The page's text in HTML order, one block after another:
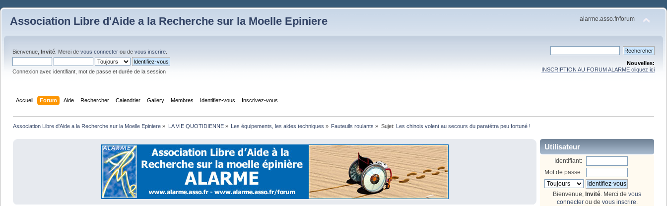
Association Libre d'Aide a la Recherche sur la Moelle Epiniere alarme.asso.fr/forum
Bienvenue, Invité . Merci de vous connecter ou de vous inscrire
Connexion avec identifiant, mot de passe et durée de la session
Nouvelles:
INSCRIPTION AU FORUM ALARME cliquez ici
Accueil Forum Aide Rechercher Calendrier Gallery Membres Identifiez-vous Inscrivez-vous
Association Libre d'Aide a la Recherche sur la Moelle Epiniere » LA VIE QUOTIDIENNE» Les équipements, les aides techniques » Fauteuils roulants » Sujet: Les chinois volent au secours du paratétra peu fortuné !
Utilisateur
Identifiant:
Mot de passe:
Bienvenue, Invité . Merci de vous
connecterou de vous inscrire